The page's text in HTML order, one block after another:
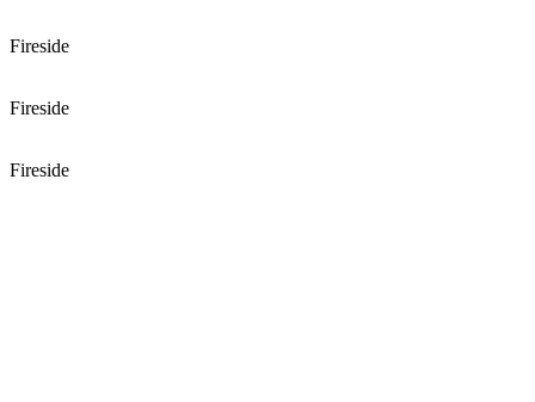
Fireside
Fireside
Fireside